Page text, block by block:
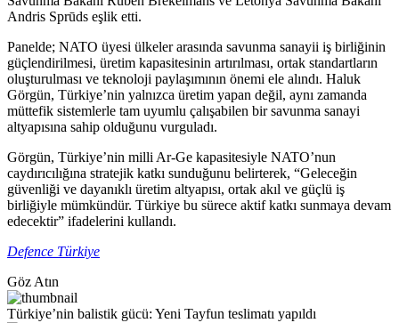
Andris Sprūds eşlik etti.
Panelde; NATO üyesi ülkeler arasında savunma sanayii iş birliğinin
güçlendirilmesi, üretim kapasitesinin artırılması, ortak standartların
oluşturulması ve teknoloji paylaşımının önemi ele alındı. Haluk
Görgün, Türkiye’nin yalnızca üretim yapan değil, aynı zamanda
müttefik sistemlerle tam uyumlu çalışabilen bir savunma sanayi
altyapısına sahip olduğunu vurguladı.
Görgün, Türkiye’nin milli Ar-Ge kapasitesiyle NATO’nun
caydırıcılığına stratejik katkı sunduğunu belirterek, “Geleceğin
güvenliği ve dayanıklı üretim altyapısı, ortak akıl ve güçlü iş
birliğiyle mümkündür. Türkiye bu sürece aktif katkı sunmaya devam
edecektir” ifadelerini kullandı.
Defence Türkiye
Göz Atın
Türkiye’nin balistik gücü: Yeni Tayfun teslimatı yapıldı